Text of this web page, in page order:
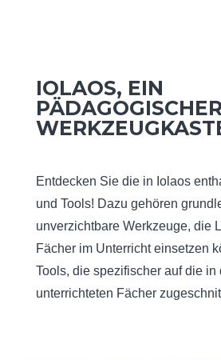
IOLAOS, EIN
PÄDAGOGISCHER
WE
Entdecken Sie die in Iolaos
und Tools! Dazu gehören
unverzichtbare Werkzeuge, die
Fächer im Unterricht einsetzen
Tools, die spezifischer auf die in
unterrichteten Fächer